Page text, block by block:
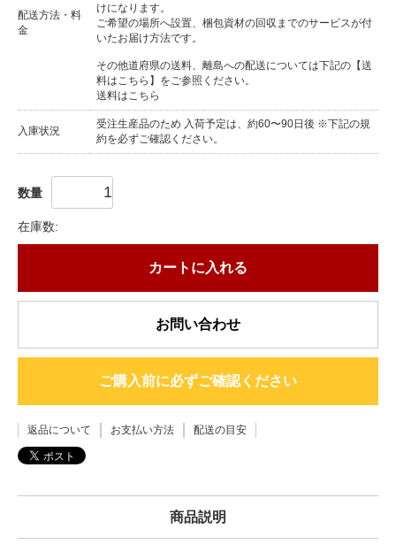
配送方法・料
金
けになります。
ご希望の場所へ設置、梱包資材の回収までのサービスが付
いたお届け方法です。
その他道府県の送料、離島への配送については下記の【送
料はこちら】をご参照ください。
送料はこちら
入庫状況
受注生産品のため 入荷予定は、約60〜90日後 ※下記の規
約を必ずご確認ください。
数量
在庫数:
カートに入れる
お問い合わせ
ご購入前に必ずご確認ください
返品について お支払い方法 配送の目安
商品説明